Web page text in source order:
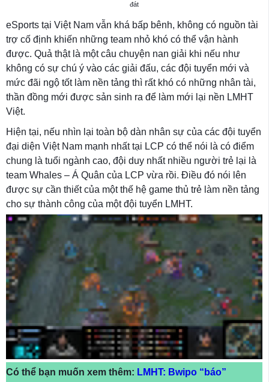
đát
eSports tại Việt Nam vẫn khá bấp bênh, không có nguồn tài
trợ cố định khiến những team nhỏ khó có thể vận hành
được. Quả thật là một câu chuyện nan giải khi nếu như
không có sự chú ý vào các giải đấu, các đội tuyển mới và
mức đãi ngộ tốt làm nền tảng thì rất khó có những nhân tài,
thần đồng mới được sản sinh ra để làm mới lại nền LMHT
Việt.
Hiện tại, nếu nhìn lại toàn bộ dàn nhân sự của các đội tuyển
đại diện Việt Nam mạnh nhất tại LCP có thể nói là có điểm
chung là tuổi ngành cao, đội duy nhất nhiều người trẻ lại là
team Whales – Á Quân của LCP vừa rồi. Điều đó nói lên
được sự cần thiết của một thế hệ game thủ trẻ làm nền tảng
cho sự thành công của một đội tuyển LMHT.
Có thể bạn muốn xem thêm: LMHT: Bwipo “báo”